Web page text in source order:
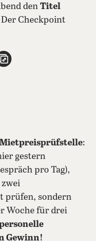
denTitel
Der Checkpoint
teilen
E-Mail teilen
:
gestern
pro Tag),
prüfen, sondern
Woche für drei
Gewinn!